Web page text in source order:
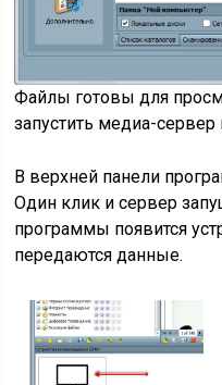
Файлы готовы для
запустить медиа-сервер
В верхней панели
Один клик и сервер
программы появится
передаются данные.